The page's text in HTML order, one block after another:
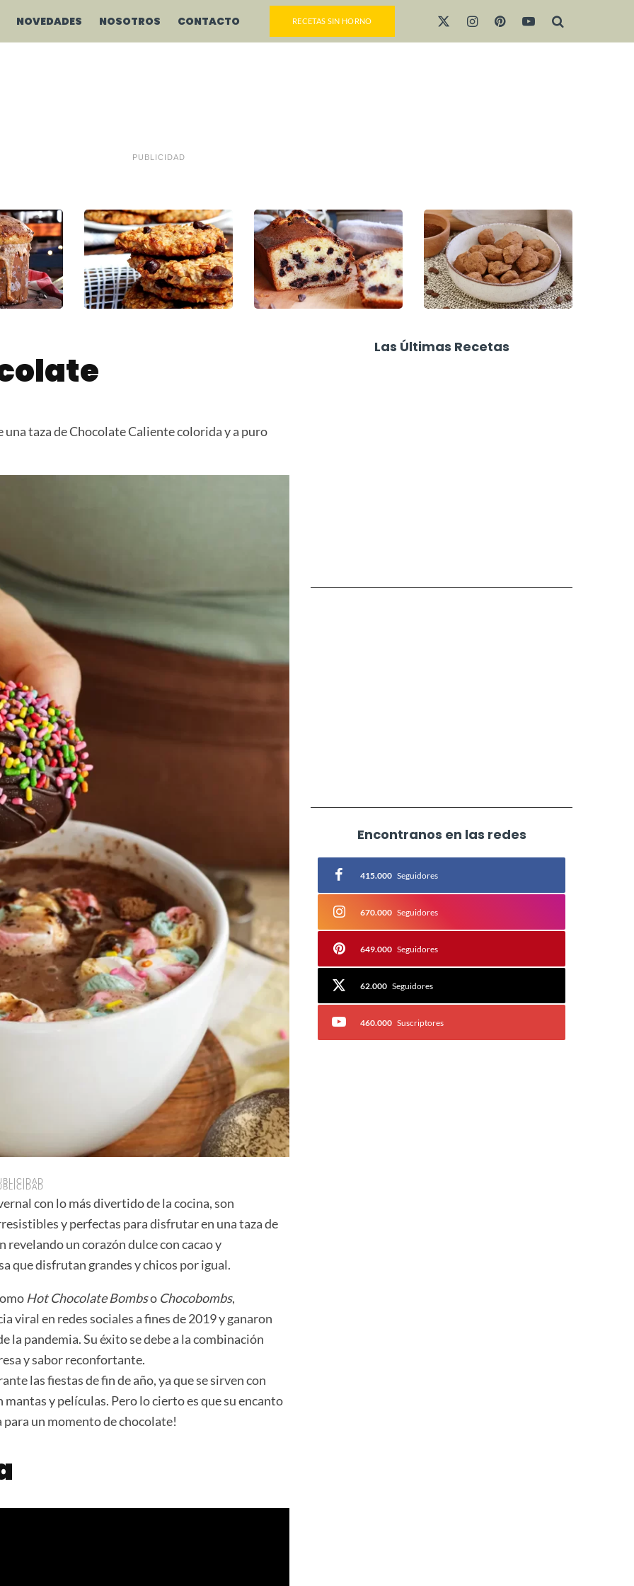
NOVEDADES NOSOTROS CONTACTO RECETAS SIN HORNO
PUBLICIDAD
taza de Chocolate Caliente colorida y a puro
con lo más divertido de la cocina, son
y perfectas para disfrutar en una taza de
revelando un corazón dulce con cacao y
que disfrutan grandes y chicos por igual.
Hot Chocolate Bombso Chocobombs,
viral en redes sociales a fines de 2019 y ganaron
pandemia. Su éxito se debe a la combinación
y sabor reconfortante.
las fiestas de fin de año, ya que se sirven con
y películas. Pero lo cierto es que su encanto
para un momento de chocolate!
Las Últimas Recetas
Encontranos en las redes
415.000 Seguidores
670.000 Seguidores
649.000 Seguidores
62.000 Seguidores
460.000 Suscriptores